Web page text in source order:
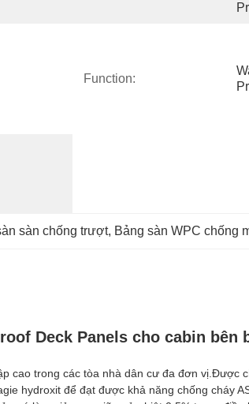
Function:
sàn chống trượt, Bảng sàn WPC chống
Deck Panels cho cabin bên
trong các tòa nhà dân cư đa đơn vị.Được
hydroxit để đạt được khả năng chống cháy